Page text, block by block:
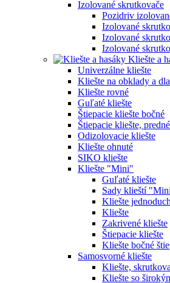
Izolované skrutkovače
Pozidriv
Izolované
Izolované
Izolované
Kliešte a
Univerzálne kliešte
Kliešte na obklady a
Kliešte rovné
Guľaté kliešte
Štiepacie kliešte bočné
Štiepacie kliešte, predné
Odizolovacie kliešte
Kliešte ohnuté
SIKO kliešte
Kliešte "Mini"
Guľaté kliešte
Sady klieští
Kliešte
Kliešte
Zakrivené kliešte
Štiepacie kliešte
Kliešte bočné
Samosvorné kliešte
Kliešte,
Kliešte so